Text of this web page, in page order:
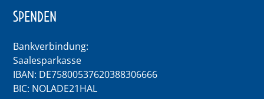
SPENDEN
Bankverbindung:
Saalesparkasse
IBAN: DE75800537620388306666
BIC: NOLADE21HAL